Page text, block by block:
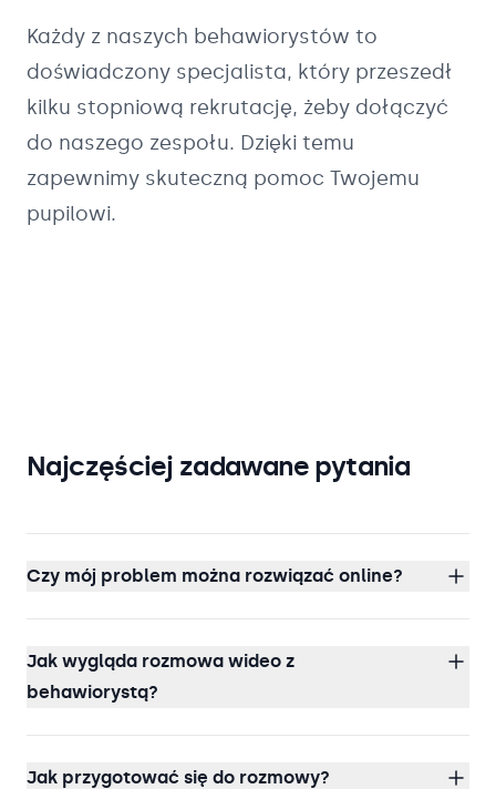
Każdy z naszych behawiorystów to
doświadczony specjalista, który przeszedł
kilku stopniową rekrutację, żeby dołączyć
do naszego zespołu. Dzięki temu
zapewnimy skuteczną pomoc Twojemu
pupilowi.
Najczęściej zadawane pytania
Czy mój problem można rozwiązać online?
Jak wygląda rozmowa wideo z
behawiorystą?
Jak przygotować się do rozmowy?